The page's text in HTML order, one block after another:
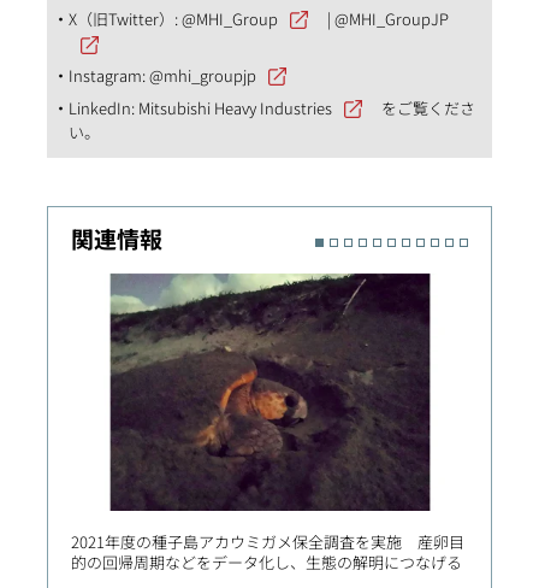
X（旧Twitter）:@MHI_Group |@MHI_GroupJP
Instagram:@mhi_groupjp
LinkedIn: Mitsubishi Heavy Industries
をご覧くださ
い。
関連情報
2021年度の種子島アカウミガメ保全調査を実施 産卵目
的の回帰周期などをデータ化し、生態の解明につなげる